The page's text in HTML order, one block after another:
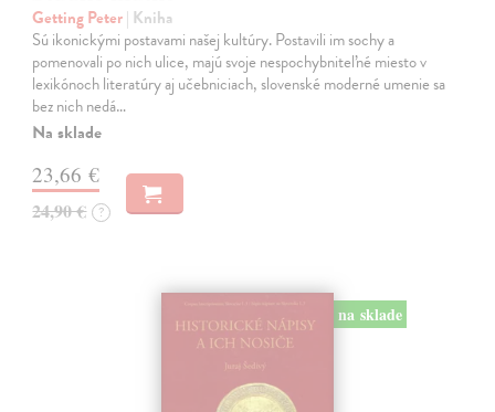
Getting Peter| Kniha
Sú ikonickými postavami našej kultúry. Postavili im sochy a
pomenovali po nich ulice, majú svoje nespochybniteľné miesto v
lexikónoch literatúry aj učebniciach, slovenské moderné umenie sa
bez nich nedá…
Na sklade
23,66 €
24,90 € ?
na sklade